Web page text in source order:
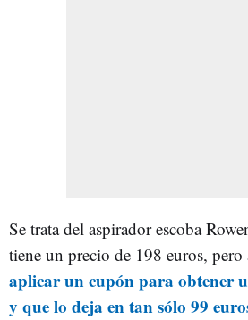
Se trata del aspirador escoba
tiene un precio de 198 euros, pero
aplicar un cupón para obtener
y que lo deja en tan sólo 99